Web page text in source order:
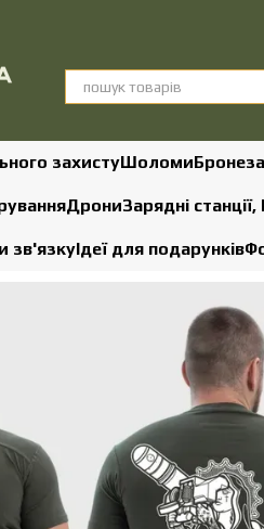
захистуШоломи
ДрониЗарядні
зв'язкуІдеї для подарунків